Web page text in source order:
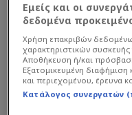
Η απόφαση ωστόσο
πρωθυπουργού. Ο
θα πει το πότε.
2027 και θα φέρει
Εμείς και οι
δεδομένα
Χρήση επακριβών
χαρακτηριστικών
Αποθήκευση ή/και
Εξατομικευμένη
και περιεχομένου, έρευνα
Κατάλογος συνεργατών